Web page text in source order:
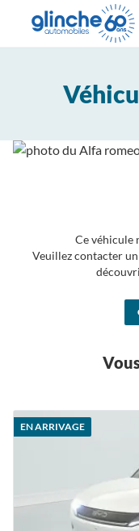
Ce véhicule
Veuillez contacter
EN ARRIVAGE